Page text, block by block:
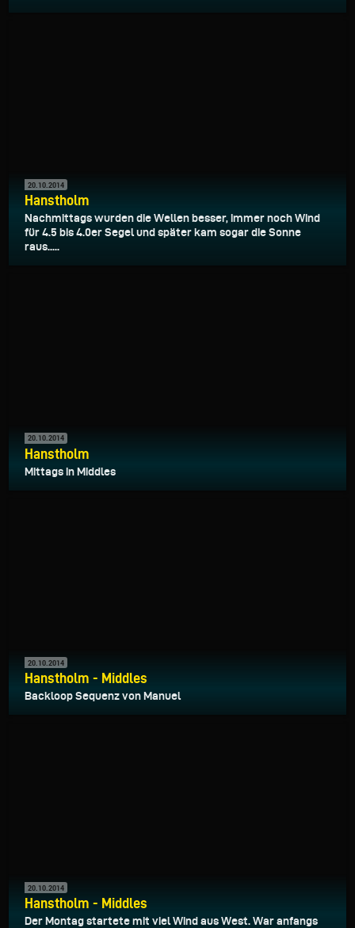
20.10.2014
Hanstholm
Nachmittags wurden die Wellen besser, immer noch Wind
für 4.5 bis 4.0er Segel und später kam sogar die Sonne
raus.....
20.10.2014
Hanstholm
Mittags in Middles
20.10.2014
Hanstholm - Middles
Backloop Sequenz von Manuel
20.10.2014
Hanstholm - Middles
Der Montag startete mit viel Wind aus West. War anfangs